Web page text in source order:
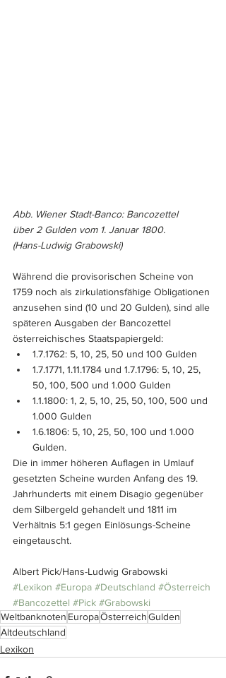
Abb. Wiener Stadt-Banco: Bancozettel
über 2 Gulden vom 1. Januar 1800.
(Hans-Ludwig Grabowski)
Während die provisorischen Scheine von
1759 noch als zirkulationsfähige Obligationen
anzusehen sind (10 und 20 Gulden), sind alle
späteren Ausgaben der Bancozettel
österreichisches Staatspapiergeld:
1.7.1762: 5, 10, 25, 50 und 100 Gulden
1.7.1771, 1.11.1784 und 1.7.1796: 5, 10, 25,
50, 100, 500 und 1.000 Gulden
1.1.1800: 1, 2, 5, 10, 25, 50, 100, 500 und
1.000 Gulden
1.6.1806: 5, 10, 25, 50, 100 und 1.000
Gulden.
Die in immer höheren Auflagen in Umlauf
gesetzten Scheine wurden Anfang des 19.
Jahrhunderts mit einem Disagio gegenüber
dem Silbergeld gehandelt und 1811 im
Verhältnis 5:1 gegen Einlösungs-Scheine
eingetauscht.
Albert Pick/Hans-Ludwig Grabowski
#Lexikon #Europa #Deutschland #Österreich
#Bancozettel #Pick #Grabowski
Weltbanknoten EuropaÖsterreichGulden
Altdeutschland
Lexikon